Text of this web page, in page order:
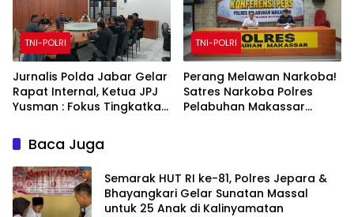
TNI-POLRI
Jurnalis Polda Jabar Gelar
Rapat Internal, Ketua JPJ
Yusman : Fokus Tingkatkan
TNI-POLRI
Perang Melawan Narkoba!
Satres Narkoba Polres
Pelabuhan Makassar
Baca Juga
Semarak HUT RI ke-81, Polres Jepara &
Bhayangkari Gelar Sunatan Massal
untuk 25 Anak di Kalinyamatan